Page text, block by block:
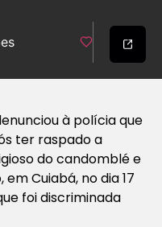
à polícia que
ter raspado a
do candomblé e
Cuiabá, no dia 17
foi discriminada